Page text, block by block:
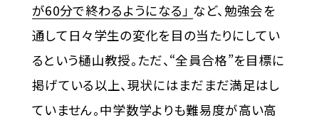
が60分で終わるようになる」 など、勉強会を
通して日々学生の変化を目の当たりにしてい
るという樋山教授。ただ、“全員合格”を目標に
掲げている以上、現状にはまだまだ満足はし
ていません。中学数学よりも難易度が高い高